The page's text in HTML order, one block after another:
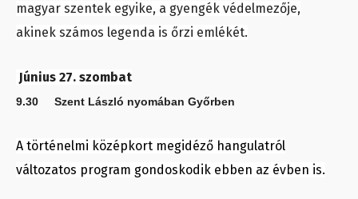
magyar szentek egyike, a gyengék védelmezője,
akinek számos legenda is őrzi emlékét.
Június 27. szombat
9.30 Szent László nyomában Győrben
A történelmi középkort megidéző hangulatról
változatos program gondoskodik ebben az évben is.